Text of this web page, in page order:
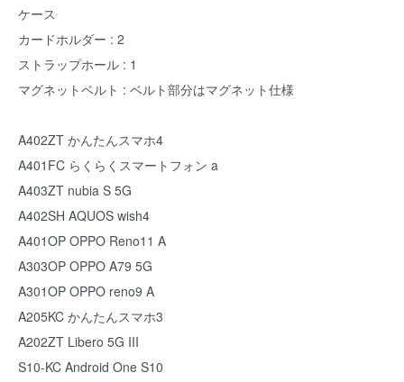
ケース
カードホルダー : 2
ストラップホール : 1
マグネットベルト : ベルト部分はマグネット仕様
A402ZT かんたんスマホ4
A401FC らくらくスマートフォン a
A403ZT nubia S 5G
A402SH AQUOS wish4
A401OP OPPO Reno11 A
A303OP OPPO A79 5G
A301OP OPPO reno9 A
A205KC かんたんスマホ3
A202ZT Libero 5G III
S10-KC Android One S10